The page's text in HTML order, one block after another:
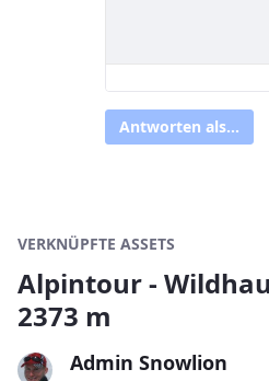
Antworten als...
VERKNÜPFTE ASSETS
Alpintour -
2373 m
Admin Snowlion